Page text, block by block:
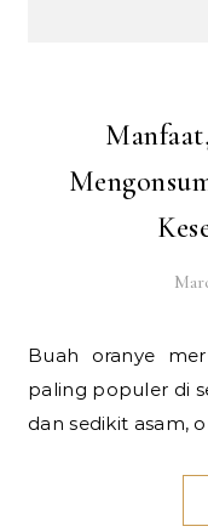
Buah oranye merupakan salah satu buah yang
paling populer di
dan sedikit asam,